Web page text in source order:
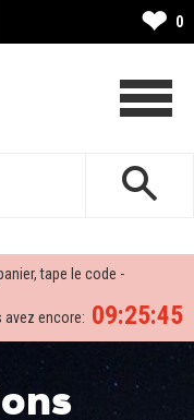
❤ 0
tape le code -
09:25:45
avez encore: